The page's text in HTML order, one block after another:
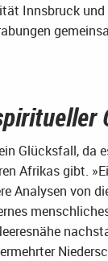
Innsbruck
Glücksfall, da
Afrikas gibt.
Analysen von